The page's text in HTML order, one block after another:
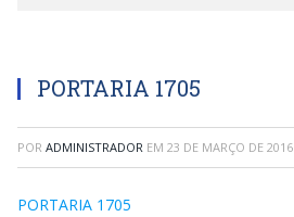
PORTARIA 1705
POR ADMINISTRADOR EM 23 DE MARÇO DE 2016
PORTARIA 1705